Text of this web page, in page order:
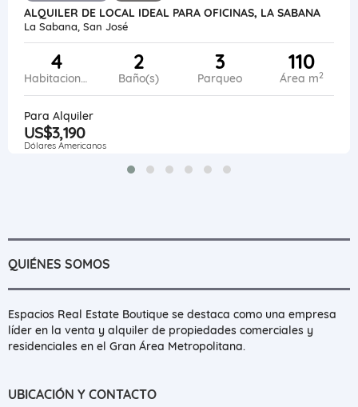
ALQUILER DE LOCAL IDEAL PARA OFICINAS, LA SABANA
La Sabana, San José
4
Habitaciones
2
Baño(s)
3
Parqueo
110
Área m2
Para Alquiler
US$3,190
Dólares Americanos
QUIÉNES SOMOS
Espacios Real Estate Boutique se destaca como una empresa
líder en la venta y alquiler de propiedades comerciales y
residenciales en el Gran Área Metropolitana.
UBICACIÓN Y CONTACTO